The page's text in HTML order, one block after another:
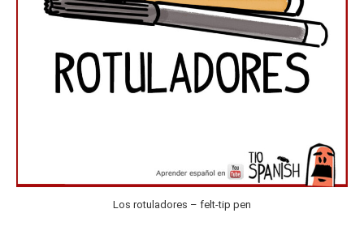
Los rotuladores – felt-tip pen